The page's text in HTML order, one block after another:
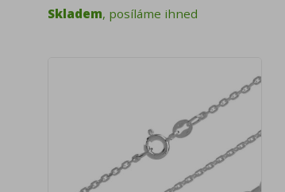
Skladem, posíláme ihned